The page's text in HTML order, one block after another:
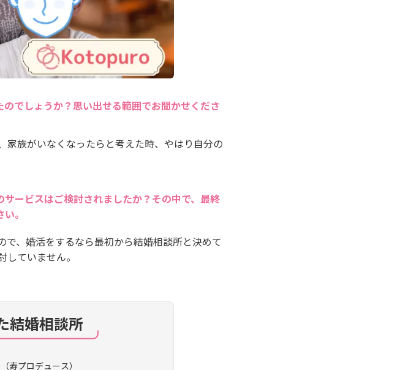
でしょうか？思い出せる範囲でお聞かせくださ
族がいなくなったらと考えた時、やはり自分の
ービスはご検討されましたか？その中で、最終
。
、婚活をするなら最初から結婚相談所と決めて
ていません。
結婚相談所
寿プロデュース）